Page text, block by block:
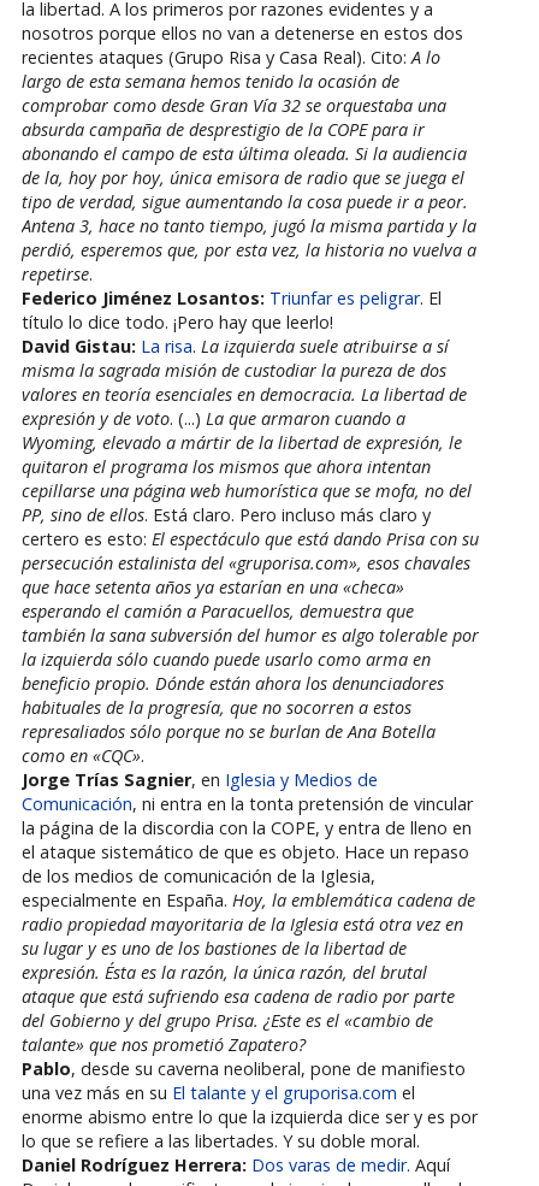
la libertad. A los primeros por razones evidentes y a
nosotros porque ellos no van a detenerse en estos dos
recientes ataques (Grupo Risa y Casa Real). Cito:A lo
largo de esta semana hemos tenido la ocasión de
comprobar como desde Gran Vía 32 se orquestaba una
absurda campaña de desprestigio de la COPE para ir
abonando el campo de esta última oleada. Si la audiencia
de la, hoy por hoy, única emisora de radio que se juega el
tipo de verdad, sigue aumentando la cosa puede ir a peor.
Antena 3, hace no tanto tiempo, jugó la misma partida y la
perdió, esperemos que, por esta vez, la historia no vuelva a
repetirse.
Federico Jiménez Losantos: Triunfar es peligrar. El
título lo dice todo. ¡Pero hay que leerlo!
David Gistau: La risa. La izquierda suele atribuirse a sí
misma la sagrada misión de custodiar la pureza de dos
valores en teoría esenciales en democracia. La libertad de
expresión y de voto. (...) La que armaron cuando a
Wyoming, elevado a mártir de la libertad de expresión, le
quitaron el programa los mismos que ahora intentan
cepillarse una página web humorística que se mofa, no del
PP, sino de ellos. Está claro. Pero incluso más claro y
certero es esto: El espectáculo que está dando Prisa con su
persecución estalinista del «gruporisa.com», esos chavales
que hace setenta años ya estarían en una «checa»
esperando el camión a Paracuellos, demuestra que
también la sana subversión del humor es algo tolerable por
la izquierda sólo cuando puede usarlo como arma en
beneficio propio. Dónde están ahora los denunciadores
habituales de la progresía, que no socorren a estos
represaliados sólo porque no se burlan de Ana Botella
como en «CQC».
Jorge Trías Sagnier, en Iglesia y Medios de
Comunicación, ni entra en la tonta pretensión de vincular
la página de la discordia con la COPE, y entra de lleno en
el ataque sistemático de que es objeto. Hace un repaso
de los medios de comunicación de la Iglesia,
especialmente en España. Hoy, la emblemática cadena de
radio propiedad mayoritaria de la Iglesia está otra vez en
su lugar y es uno de los bastiones de la libertad de
expresión. Ésta es la razón, la única razón, del brutal
ataque que está sufriendo esa cadena de radio por parte
del Gobierno y del grupo Prisa. ¿Este es el «cambio de
talante» que nos prometió Zapatero?
Pablo, desde su caverna neoliberal, pone de manifiesto
una vez más en su El talante y el gruporisa.com el
enorme abismo entre lo que la izquierda dice ser y es por
lo que se refiere a las libertades. Y su doble moral.
Daniel Rodríguez Herrera: Dos varas de medir. Aquí